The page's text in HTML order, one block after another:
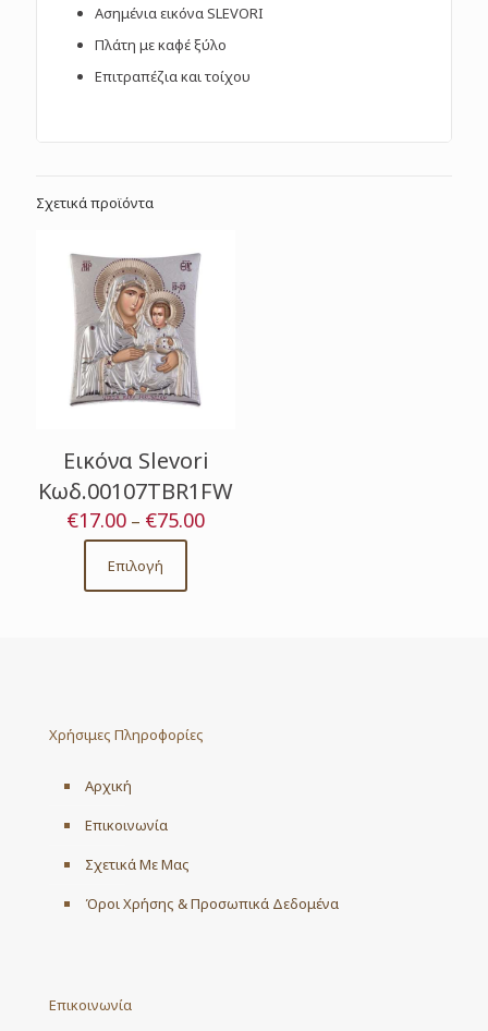
Ασημένια εικόνα SLEVORI
Πλάτη με καφέ ξύλο
Επιτραπέζια και τοίχου
Σχετικά προϊόντα
Εικόνα Slevori
Κωδ.00107TBR1FW
€17.00 – €75.00Price
Επιλογή
This
product
be
on
product
Χρήσιμες Πληροφορίες
Αρχική
Επικοινωνία
Σχετικά Με Μας
Όροι Χρήσης & Προσωπικά Δεδομένα
Επικοινωνία